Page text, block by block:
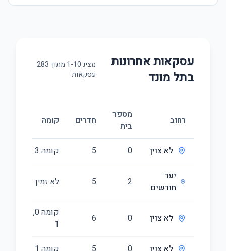
עסקאות אחרונות
בתל מונד
מציג 1-10 מתוך283
עסקאות
רחוב
מספר
בית
חדרים קומה
לא צוין 0
5 קומה ‎3‏
יער
חורשים
2
5 לא זמין
לא צוין 0
6
קומה ‎0‏, קומה
‎1‏